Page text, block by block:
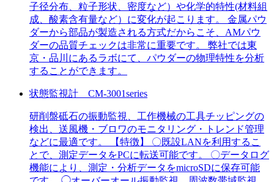
子径分布、粒子形状、密度など）や化学的特性(材料組
成、酸素含有量など）に変化が起こります。 金属パウ
ダーから部品が製造される方式だからこそ、AMパウ
ダーの品質チェックは非常に重要です。 弊社では東
京・品川にあるラボにて、パウダーの物理特性を分析
することができます。
状態監視計 CM-3001series
研削盤砥石の振動監視、工作機械の工具チッピングの
検出、送風機・ブロワのモニタリング・トレンド管理
などに最適です。 【特徴】 〇既設LANを利用するこ
とで、測定データをPCに転送可能です。 〇データログ
機能により、測定・分析データをmicroSDに保存可能